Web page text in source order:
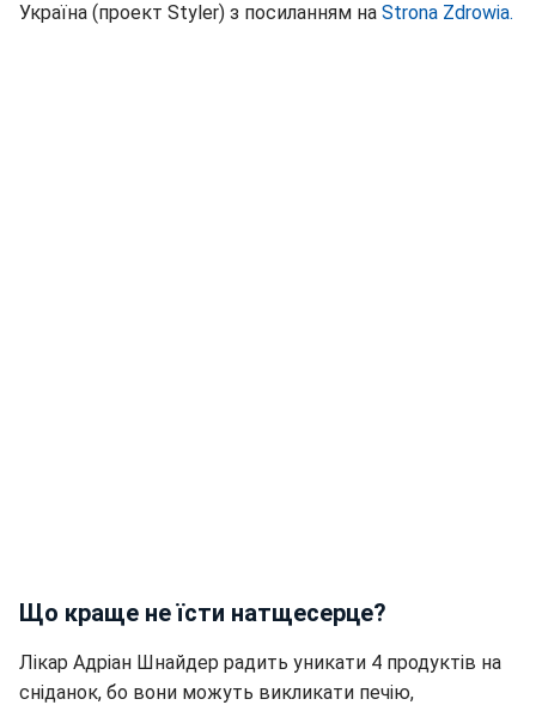
Україна (проект Styler) з посиланням на Strona Zdrowia.
Що краще не їсти натщесерце?
Лікар Адріан Шнайдер радить уникати 4 продуктів на
сніданок, бо вони можуть викликати печію,